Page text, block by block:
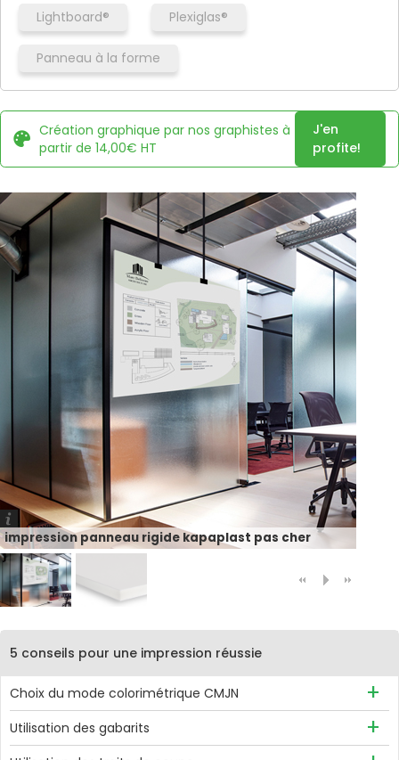
Lightboard® Plexiglas®
Panneau à la forme
Création graphique par nos graphistes à
partir de 14,00€ HT
J'en
profite!
impression panneau rigide kapaplast pas cher
5 conseils pour une impression réussie
Choix du mode colorimétrique CMJN
Afin d'éviter toute variation de couleur, il est recommandé
d'utiliser le mode CMJN, avec de préférence, le profil ISO
Coated v3.
Utilisation des gabarits
Des gabarits sont disponibles pour chaque produit et